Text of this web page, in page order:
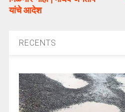
यांचे आदेश
RECENTS